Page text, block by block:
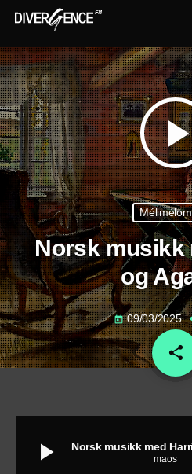
Norsk musikk
og
today 09/03/2025
share
email
play_arrow Norsk musikk med
maos